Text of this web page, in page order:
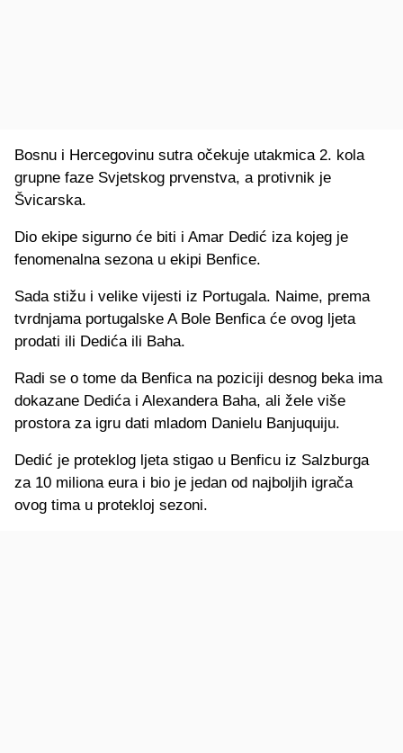
Bosnu i Hercegovinu sutra očekuje utakmica 2. kola
grupne faze Svjetskog prvenstva, a protivnik je
Švicarska.
Dio ekipe sigurno će biti i Amar Dedić iza kojeg je
fenomenalna sezona u ekipi Benfice.
Sada stižu i velike vijesti iz Portugala. Naime, prema
tvrdnjama portugalske A Bole Benfica će ovog ljeta
prodati ili Dedića ili Baha.
Radi se o tome da Benfica na poziciji desnog beka ima
dokazane Dedića i Alexandera Baha, ali žele više
prostora za igru dati mladom Danielu Banjuquiju.
Dedić je proteklog ljeta stigao u Benficu iz Salzburga
za 10 miliona eura i bio je jedan od najboljih igrača
ovog tima u protekloj sezoni.